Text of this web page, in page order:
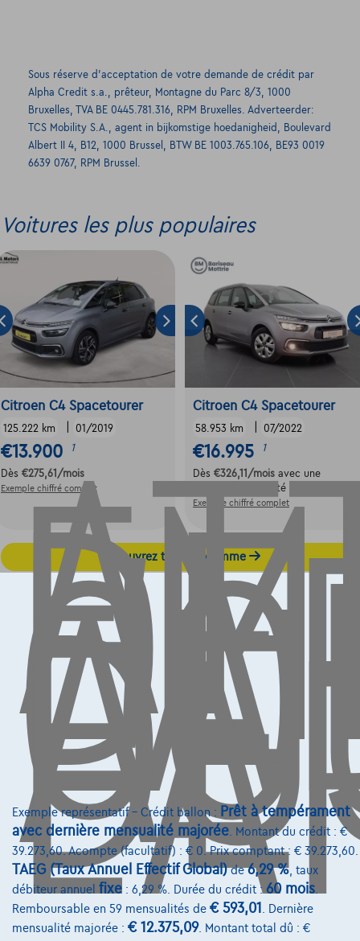
Sous réserve d’acceptation de votre demande de crédit par
Alpha Credit s.a., prêteur, Montagne du Parc 8/3, 1000
Bruxelles, TVA BE 0445.781.316, RPM Bruxelles. Adverteerder:
TCS Mobility S.A., agent in bijkomstige hoedanigheid, Boulevard
Albert II 4, B12, 1000 Brussel, BTW BE 1003.765.106, BE93 0019
6639 0767, RPM Brussel.
Voitures les plus populaires
Citroen C4 Spacetourer
125.222 km 01/2019
€13.900 1
Dès €275,61 /mois
Exemple chiffré complet
Citroen C4 Spacetourer
58.953 km 07/2022
€16.995 1
Dès €326,11 /mois avec une
dernière mensualité de
Exemple chiffré complet
Découvrez toute la gamme
DE
DE
Exemple représentatif – Crédit ballon : Prêt à tempérament
avec dernière mensualité majorée . Montant du crédit : €
39.273,60. Acompte (facultatif) : € 0. Prix comptant : € 39.273,60.
TAEG (Taux Annuel Effectif Global)de6,29 % , taux
débiteur annuel fixe : 6,29 %. Durée du crédit : 60 mois
Remboursable en 59 mensualités de € 593,01
. Dernière
mensualité majorée : € 12.375,09. Montant total dû : €
Contact
info@touringcarselect.be
Avenue Roi Albert II 4, B12
1000 Bruxelles
Services & Solutions
Assistance dépannage
Financement